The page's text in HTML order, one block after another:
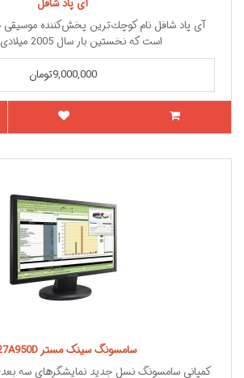
آی ‌پاد شافل نام كوچك‌ترین پخش‌كننده موسیقی
است كه نخستین بار سال 2005 میلادی معرفی..
9,000,000تومان
سامسونگ سینک مستر S27A950D